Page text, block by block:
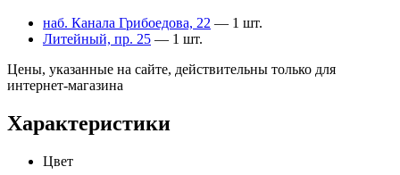
наб. Канала Грибоедова, 22 — 1 шт.
Литейный, пр. 25 — 1 шт.
Цены, указанные на сайте, действительны только для
интернет-магазина
Характеристики
Цвет